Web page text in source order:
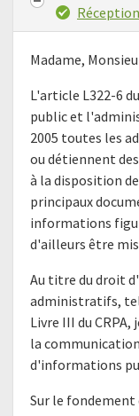
Madame,
L'article L322-6
public et
2005 toutes les
ou détiennent
à la disposition
principaux
informations
d'ailleurs être
Au titre du droit
administratifs,
Livre III du
la
d'informations
Sur le fondement